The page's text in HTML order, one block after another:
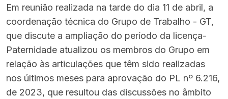
Em reunião realizada na tarde do dia 11 de abril, a
coordenação técnica do Grupo de Trabalho - GT,
que discute a ampliação do período da licença-
Paternidade atualizou os membros do Grupo em
relação às articulações que têm sido realizadas
nos últimos meses para aprovação do PL nº 6.216,
de 2023, que resultou das discussões no âmbito